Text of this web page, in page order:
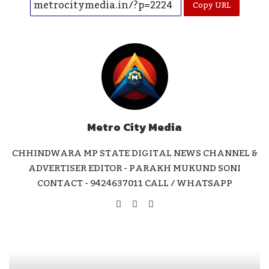
Copy URL
Metro City Media
CHHINDWARA MP STATE DIGITAL NEWS CHANNEL &
ADVERTISER EDITOR - PARAKH MUKUND SONI
CONTACT - 9424637011 CALL / WHATSAPP
WebsiteFacebook